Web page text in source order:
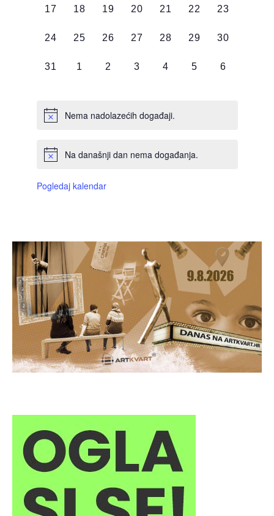
0
17
0
18
0
19
0
20
0
21
0
22
0
23
0
24
0
25
0
26
0
27
0
28
0
29
0
30
0
31
0
1
0
2
0
3
0
4
0
5
0
6
Nema nadolazećih događaji.
Na današnji dan nema događanja.
Pogledaj kalendar